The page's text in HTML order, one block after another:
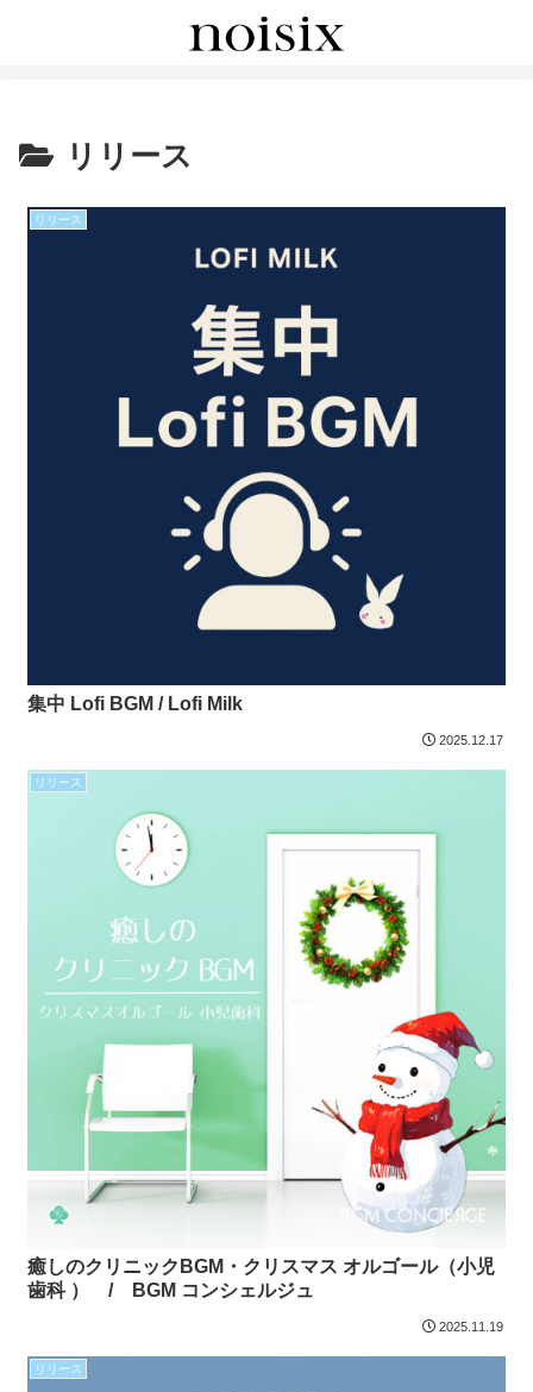
リリース
リリース
集中 Lofi BGM / Lofi Milk
2025.12.17
リリース
癒しのクリニックBGM・クリスマス オルゴール（小児
歯科 ） / BGM コンシェルジュ
2025.11.19
リリース